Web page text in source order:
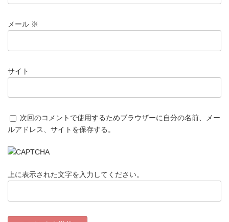
メール ※
サイト
次回のコメントで使用するためブラウザーに自分の名前、メー
ルアドレス、サイトを保存する。
上に表示された文字を入力してください。